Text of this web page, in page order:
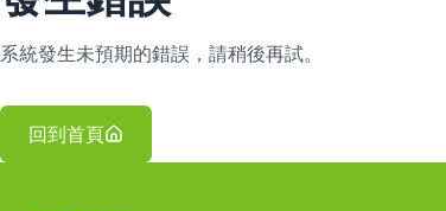
系統發生未預期的錯誤，請稍後再試。
回到首頁